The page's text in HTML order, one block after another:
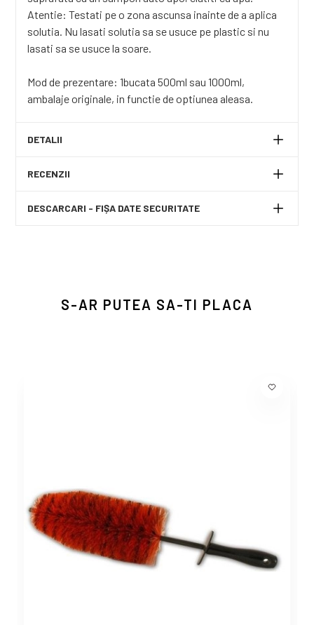
Atentie: Testati pe o zona ascunsa inainte de a aplica
solutia. Nu lasati solutia sa se usuce pe plastic si nu
lasati sa se usuce la soare.
Mod de prezentare: 1bucata 500ml sau 1000ml,
ambalaje originale, in functie de optiunea aleasa.
DETALII
RECENZII
DESCARCARI - FIȘA DATE SECURITATE
S-AR PUTEA SA-TI PLACA